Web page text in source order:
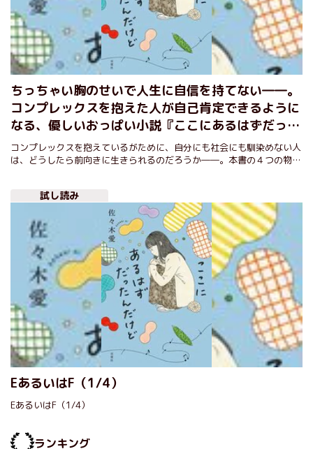
ちっちゃい胸のせいで人生に自信を持てない――。
コンプレックスを抱えた人が自己肯定できるように
なる、優しいおっぱい小説『ここにあるはずだった
んだけど』佐々木愛インタビュー
コンプレックスを抱えているがために、自分にも社会にも馴染めない人
は、どうしたら前向きに生きられるのだろうか――。本書の４つの物語
愛氏に創作秘話から読みどころまで話を聞いた。
試し読み
EあるいはF（1/4）
EあるいはF（1/4）
ランキング